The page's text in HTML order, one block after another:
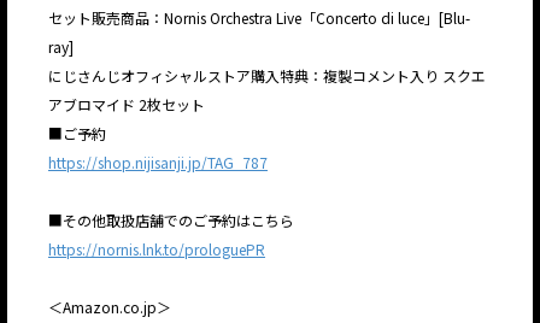
セット販売商品：Nornis Orchestra Live「Concerto di luce」[Blu-
ray]
にじさんじオフィシャルストア購入特典：複製コメント入り スクエ
アブロマイド 2枚セット
■ご予約
https://shop.nijisanji.jp/TAG_787
■その他取扱店舗でのご予約はこちら
https://nornis.lnk.to/prologuePR
＜Amazon.co.jp＞